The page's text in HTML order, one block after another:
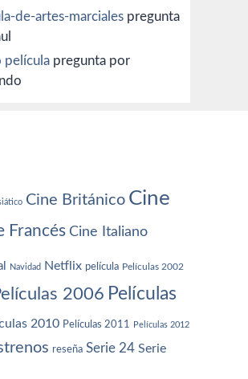
de-artes-marciales pregunta
película pregunta por
Cine Británico Cine
Francés Cine Italiano
Navidad Netflix película Películas 2002
2006 Películas
2010 Películas 2011 Películas 2012
reseña Serie 24 Serie